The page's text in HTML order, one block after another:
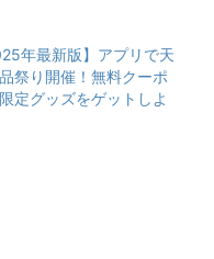
年最新版】アプリで天
祭り開催！無料クーポ
定グッズをゲットしよ